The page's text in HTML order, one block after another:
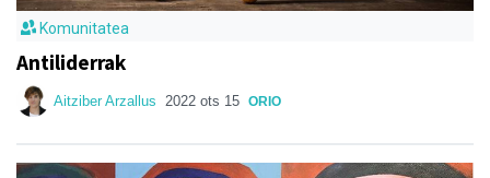
Komunitatea
Antiliderrak
Aitziber Arzallus 2022 ots 15 ORIO